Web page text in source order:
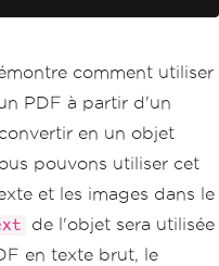
comment utiliser
PDF à partir d'un
en un objet
pouvons utiliser cet
et les images dans le
de l'objet sera utilisée
en texte brut, le